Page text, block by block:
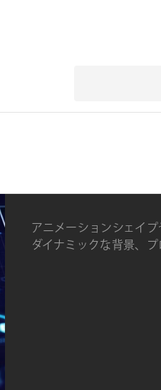
アニメーションシェイプ
ダイナミックな背景、